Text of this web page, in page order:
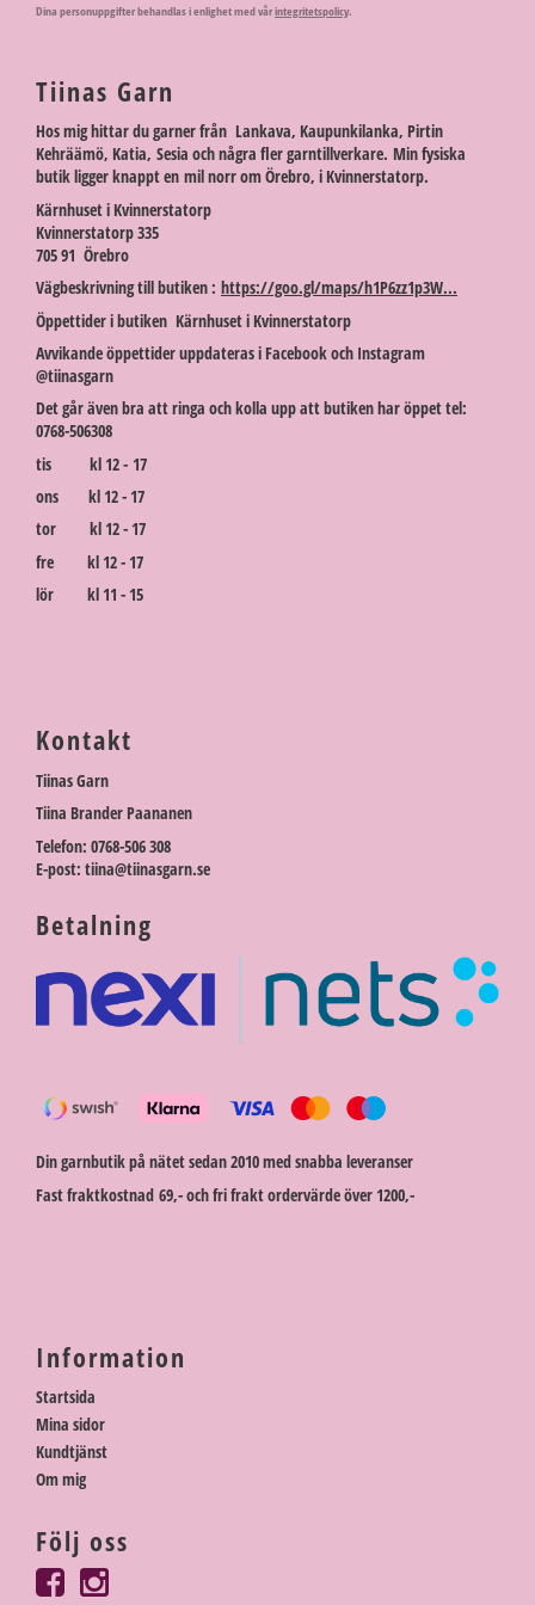
Dina personuppgifter behandlas i enlighet med vårintegritetspolicy.
Tiinas Garn
Hos mig hittar du garner från Lankava, Kaupunkilanka, Pirtin
Kehräämö, Katia, Sesia och några fler garntillverkare. Min fysiska
butik ligger knappt en mil norr om Örebro, i Kvinnerstatorp.
Kärnhuset i Kvinnerstatorp
Kvinnerstatorp 335
705 91 Örebro
Vägbeskrivning till butiken : https://goo.gl/maps/h1P6zz1p3W...
Öppettider i butiken Kärnhuset i Kvinnerstatorp
Avvikande öppettider uppdateras i Facebook och Instagram
@tiinasgarn
Det går även bra att ringa och kolla upp att butiken har öppet tel:
0768-506308
tis kl 12 - 17
ons kl 12 - 17
tor kl 12 - 17
fre kl 12 - 17
lör kl 11 - 15
Kontakt
Tiinas Garn
Tiina Brander Paananen
Telefon: 0768-506 308
E-post: tiina@tiinasgarn.se
Betalning
Din garnbutik på nätet sedan 2010 med snabba leveranser
Fast fraktkostnad 69,- och fri frakt ordervärde över 1200,-
Information
Startsida
Mina sidor
Kundtjänst
Om mig
Följ oss